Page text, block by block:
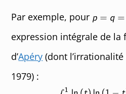
Par exemple, pour
expression intégrale de la
d’Apéry (dont
1979) :